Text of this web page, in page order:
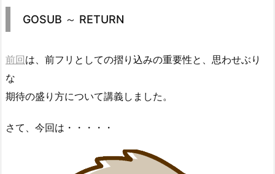
GOSUB ～ RETURN
前回は、前フリとしての摺り込みの重要性と、思わせぶり
な
期待の盛り方について講義しました。
さて、今回は・・・・・